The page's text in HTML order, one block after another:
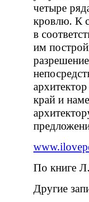
четыре
кровлю. К
в
им
край и
По книге
Другие